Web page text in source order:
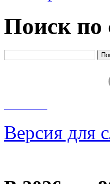
Поиск по
Версия для